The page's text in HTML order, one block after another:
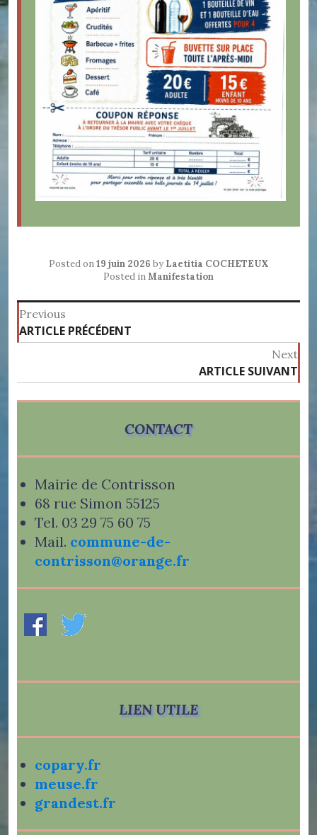
Posted on19 juin 2026 by Laetitia COCHETEUX
Posted inManifestation
Navigation
de
Previous
Previous
post:
ARTICLE PRÉCÉDENT
Next
ARTICLE SUIVANT
CONTACT
Mairie de Contrisson
68 rue Simon 55125
Tel. 03 29 75 60 75
Mail. commune-de-
contrisson@orange.fr
LIEN UTILE
copary.fr
meuse.fr
grandest.fr